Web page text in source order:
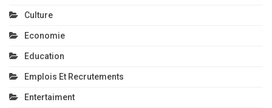
Culture
Economie
Education
Emplois Et Recrutements
Entertaiment